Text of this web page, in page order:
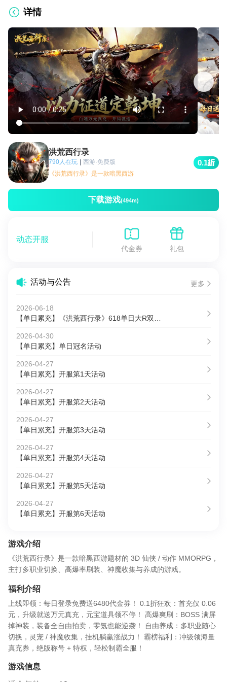
详情
洪荒西行录
790人在玩 | 西游·免费版
《洪荒西行录》是一款暗黑西游
0.1
下载游戏(494m)
动态开服
代金券 礼包
活动与公告 更多
2026-06-18
2026-04-30
【单日累充】单日冠名活动
2026-04-27
【单日累充】开服第1天活动
2026-04-27
【单日累充】开服第2天活动
2026-04-27
【单日累充】开服第3天活动
2026-04-27
【单日累充】开服第4天活动
2026-04-27
【单日累充】开服第5天活动
2026-04-27
【单日累充】开服第6天活动
游戏介绍
《洪荒西行录》是一款暗黑西游题材的 3D 仙侠 / 动作 MMORPG，
主打多职业切换、高爆率刷装、神魔收集与养成的游戏。
福利介绍
上线即领：每日登录免费送6480代金券！ 0.1折狂欢：首充仅 0.06
元，升级就送万元真充，元宝道具领不停！ 高爆爽刷：BOSS 满屏
掉神装，装备全自由拍卖，零氪也能逆袭！ 自由养成：多职业随心
切换，灵宠 / 神魔收集，挂机躺赢涨战力！ 霸榜福利：冲级领海量
真充券，绝版称号 + 特权，轻松制霸全服！
游戏信息